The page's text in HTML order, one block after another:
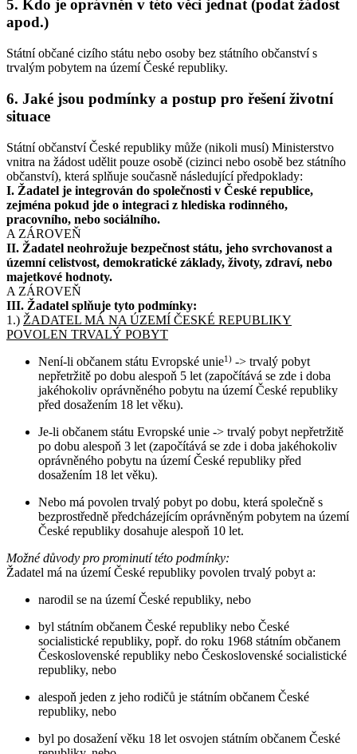
5. Kdo je oprávněn v této věci jednat (podat žádost
apod.)
Státní občané cizího státu nebo osoby bez státního občanství s
trvalým pobytem na území České republiky.
6. Jaké jsou podmínky a postup pro řešení životní
situace
Státní občanství České republiky může (nikoli musí) Ministerstvo
vnitra na žádost udělit pouze osobě (cizinci nebo osobě bez státního
občanství), která splňuje současně následující předpoklady:
I. Žadatel je integrován do společnosti v České republice,
zejména pokud jde o integraci z hlediska rodinného,
pracovního, nebo sociálního.
A ZÁROVEŇ
II. Žadatel neohrožuje bezpečnost státu, jeho svrchovanost a
územní celistvost, demokratické základy, životy, zdraví, nebo
majetkové hodnoty.
A ZÁROVEŇ
III. Žadatel splňuje tyto podmínky:
1.) ŽADATEL MÁ NA ÚZEMÍ ČESKÉ REPUBLIKY
POVOLEN TRVALÝ POBYT
Není-li občanem státu Evropské unie1) -> trvalý pobyt
nepřetržitě po dobu alespoň 5 let (započítává se zde i doba
jakéhokoliv oprávněného pobytu na území České republiky
před dosažením 18 let věku).
Je-li občanem státu Evropské unie -> trvalý pobyt nepřetržitě
po dobu alespoň 3 let (započítává se zde i doba jakéhokoliv
oprávněného pobytu na území České republiky před
dosažením 18 let věku).
Nebo má povolen trvalý pobyt po dobu, která společně s
bezprostředně předcházejícím oprávněným pobytem na území
České republiky dosahuje alespoň 10 let.
Možné důvody pro prominutí této podmínky:
Žadatel má na území České republiky povolen trvalý pobyt a:
narodil se na území České republiky, nebo
byl státním občanem České republiky nebo České
socialistické republiky, popř. do roku 1968 státním občanem
Československé republiky nebo Československé socialistické
republiky, nebo
alespoň jeden z jeho rodičů je státním občanem České
republiky, nebo
byl po dosažení věku 18 let osvojen státním občanem České